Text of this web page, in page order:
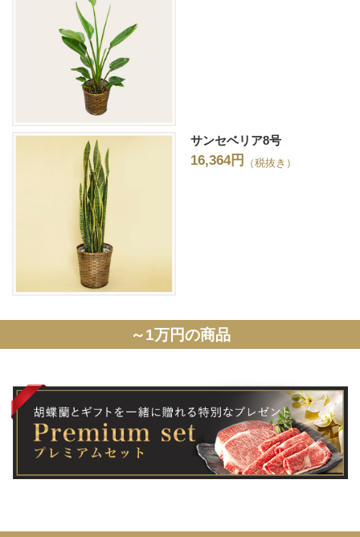
サンセベリア8号
16,364円 （税抜き）
～1万円の商品